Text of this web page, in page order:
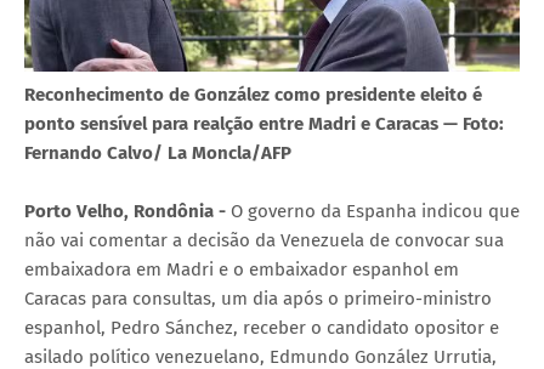
Reconhecimento de González como presidente eleito é
ponto sensível para realção entre Madri e Caracas — Foto:
Fernando Calvo/ La Moncla/AFP
Porto Velho, Rondônia - O governo da Espanha indicou que
não vai comentar a decisão da Venezuela de convocar sua
embaixadora em Madri e o embaixador espanhol em
Caracas para consultas, um dia após o primeiro-ministro
espanhol, Pedro Sánchez, receber o candidato opositor e
asilado político venezuelano, Edmundo González Urrutia,